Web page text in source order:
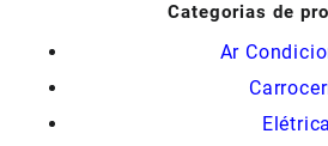
Categorias de
Ar
Elétrica